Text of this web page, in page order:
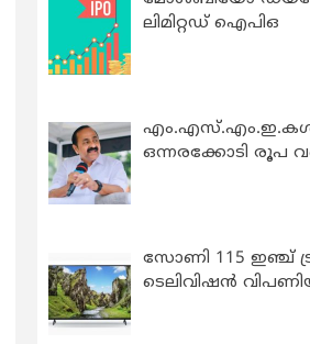
ലിമിറ്റഡ് ഐപിഒ
ഒന്നരക്കോടി രൂപ
സോണി 115 ഇഞ്ച്
ടെലിവിഷൻ